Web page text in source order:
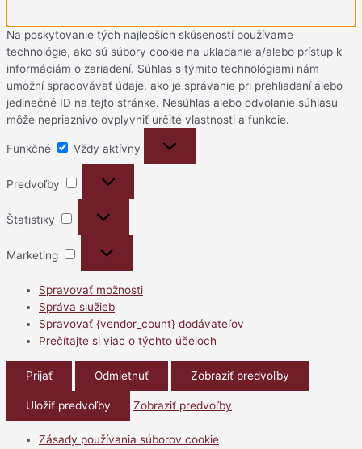
Na poskytovanie tých najlepších skúseností používame
technológie, ako sú súbory cookie na ukladanie a/alebo prístup k
informáciám o zariadení. Súhlas s týmito technológiami nám
umožní spracovávať údaje, ako je správanie pri prehliadaní alebo
jedinečné ID na tejto stránke. Nesúhlas alebo odvolanie súhlasu
môže nepriaznivo ovplyvniť určité vlastnosti a funkcie.
Funkčné
Vždy aktívny
Predvoľby
Štatistiky
Marketing
Spravovať možnosti
Správa služieb
Spravovať {vendor_count} dodávateľov
Prečítajte si viac o týchto účeloch
Prijať Odmietnuť Zobraziť predvoľby
Uložiť predvoľby Zobraziť predvoľby
Zásady používania súborov cookie